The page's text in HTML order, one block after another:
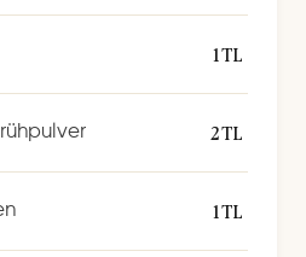
1 TL
2 TL
1 TL